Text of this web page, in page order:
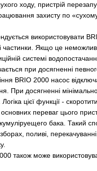
ходу, пристрій
захисту по
використовувати
частинки. Якщо це
системі
при досягненні
BRIO 2000 насос
При досягненні
цієї функції -
переваг цього
бака. Такий
поливі,
також може